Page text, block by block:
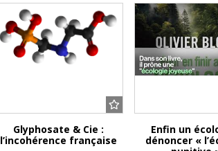
Glyphosate & Cie :
l’incohérence française
Enfin un
dénoncer «